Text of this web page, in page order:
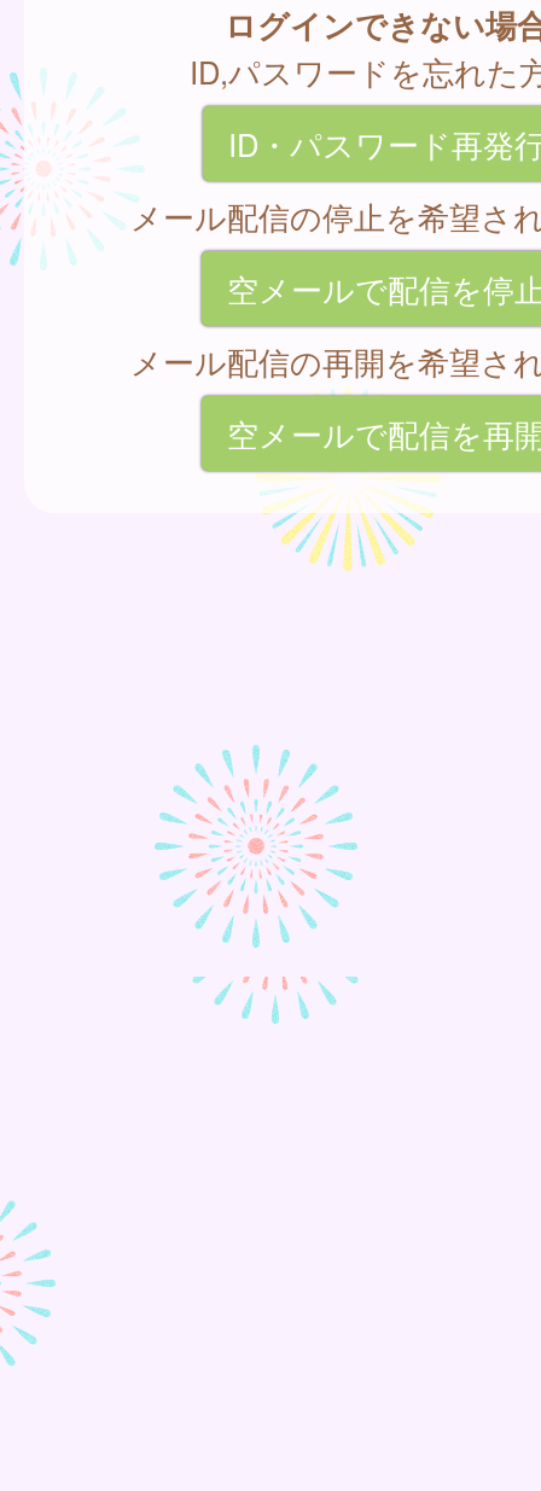
ログインできない場
ID,パスワードを忘れた
ID・パスワード再発
メール配信の停止を希望さ
空メールで配信を停
メール配信の再開を希望さ
空メールで配信を再